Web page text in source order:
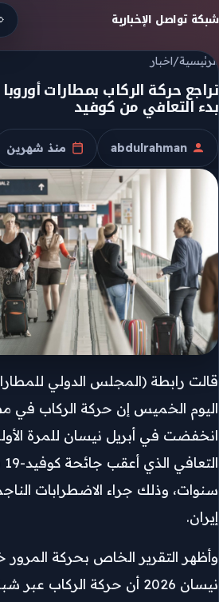
Skip to content
شبكة تواصل الإخبارية
الرئيسية/اخبار
تراجع حركة الركاب بمطارات
بدء التعافي من كوفيد
الكاتب
abdulrahman
تاريخ النشر
منذ شهرين
قالت رابطة (المجلس الدولي
اليوم الخميس إن حركة ​الركاب في
انخفضت في أبريل نيسان للمرة
سنوات، وذلك جراء الاضطرابات
إيران.
وأظهر ‌التقرير الخاص ‌بحركة المرور
نيسان 2026 أن ⁠حركة الركاب